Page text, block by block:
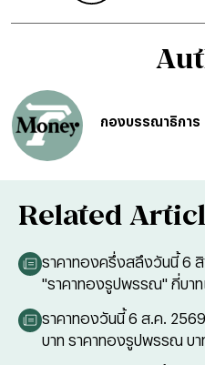
กองบรรณาธิการ
Related
ราคาทองครึ่งสลึงวันนี้ 6
"ราคาทองรูปพรรณ" กี่บา
ราคาทองวันนี้ 6 ส.ค.
บาท ราคาทองรูปพรรณ บา